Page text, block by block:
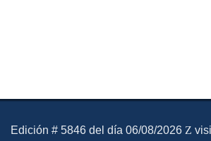
Diario
Edición # 5846 del día 06/08/2026